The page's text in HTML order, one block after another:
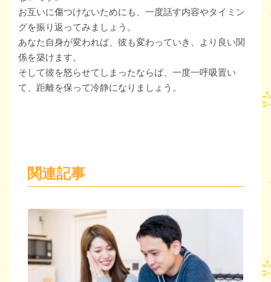
お互いに傷つけないためにも、一度話す内容やタイミン
グを振り返ってみましょう。
あなた自身が変われば、彼も変わっていき、より良い関
係を築けます。
そして彼を怒らせてしまったならば、一度一呼吸置い
て、距離を保って冷静になりましょう。
関連記事